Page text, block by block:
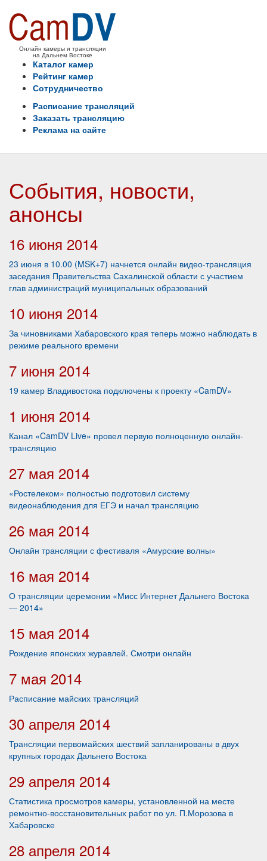
Онлайн камеры и трансляции
на Дальнем Востоке
Каталог камер
Рейтинг камер
Сотрудничество
Расписание трансляций
Заказать трансляцию
Реклама на сайте
События, новости,
анонсы
16 июня 2014
23 июня в 10.00 (MSK+7) начнется онлайн видео-трансляция
заседания Правительства Сахалинской области с участием
глав администраций муниципальных образований
10 июня 2014
За чиновниками Хабаровского края теперь можно наблюдать в
режиме реального времени
7 июня 2014
19 камер Владивостока подключены к проекту «CamDV»
1 июня 2014
Канал «CamDV Live» провел первую полноценную онлайн-
трансляцию
27 мая 2014
«Ростелеком» полностью подготовил систему
видеонаблюдения для ЕГЭ и начал трансляцию
26 мая 2014
Онлайн трансляции с фестиваля «Амурские волны»
16 мая 2014
О трансляции церемонии «Мисс Интернет Дальнего Востока
— 2014»
15 мая 2014
Рождение японских журавлей. Смотри онлайн
7 мая 2014
Расписание майских трансляций
30 апреля 2014
Трансляции первомайских шествий запланированы в двух
крупных городах Дальнего Востока
29 апреля 2014
Статистика просмотров камеры, установленной на месте
ремонтно-восстановительных работ по ул. П.Морозова в
Хабаровске
28 апреля 2014